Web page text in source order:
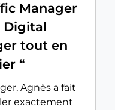
Manager
Digital
tout en
“
Agnès a fait
exactement